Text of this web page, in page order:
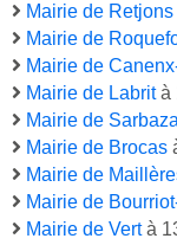
Mairie de Retjons
Mairie de
Mairie de
Mairie de Labrità
Mairie de
Mairie de Brocas
Mairie de
Mairie de
Mairie de Vertà